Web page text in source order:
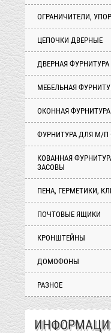
ОГРАНИЧИТЕЛИ,
ЦЕПОЧКИ ДВЕРНЫЕ
ДВЕРНАЯ ФУРНИТУРА
МЕБЕЛЬНАЯ
ОКОННАЯ ФУРНИТУРА
ФУРНИТУРА ДЛЯ М/П
КОВАННАЯ
ЗАСОВЫ
ПЕНА, ГЕРМЕТИКИ,
ПОЧТОВЫЕ ЯЩИКИ
КРОНШТЕЙНЫ
ДОМОФОНЫ
РАЗНОЕ